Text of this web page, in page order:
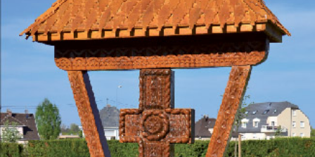
2023
2020
2019